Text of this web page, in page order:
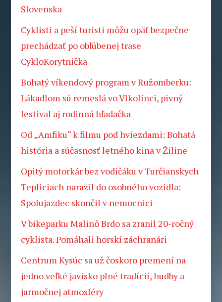
Slovenska
Cyklisti a peší turisti môžu opäť bezpečne
prechádzať po obľúbenej trase
CykloKorytnička
Bohatý víkendový program v Ružomberku:
Lákadlom sú remeslá vo Vlkolínci, pivný
festival aj rodinná hľadačka
Od „Amfiku“ k filmu pod hviezdami: Bohatá
história a súčasnosť letného kina v Žiline
Opitý motorkár bez vodičáku v Turčianskych
Tepliciach narazil do osobného vozidla:
Spolujazdec skončil v nemocnici
V bikeparku Malinô Brdo sa zranil 20-ročný
cyklista. Pomáhali horskí záchranári
Centrum Kysúc sa už čoskoro premení na
jedno veľké javisko plné tradícií, hudby a
jarmočnej atmosféry